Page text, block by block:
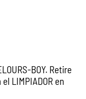
BOY. Retire
LIMPIADOR en